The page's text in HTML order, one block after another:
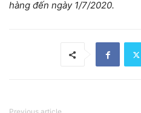
hàng đến ngày 1/7/2020.